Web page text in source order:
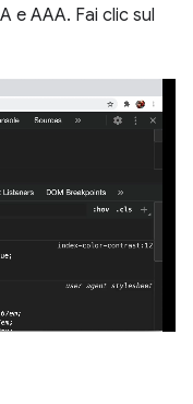
e AAA. Fai clic sul